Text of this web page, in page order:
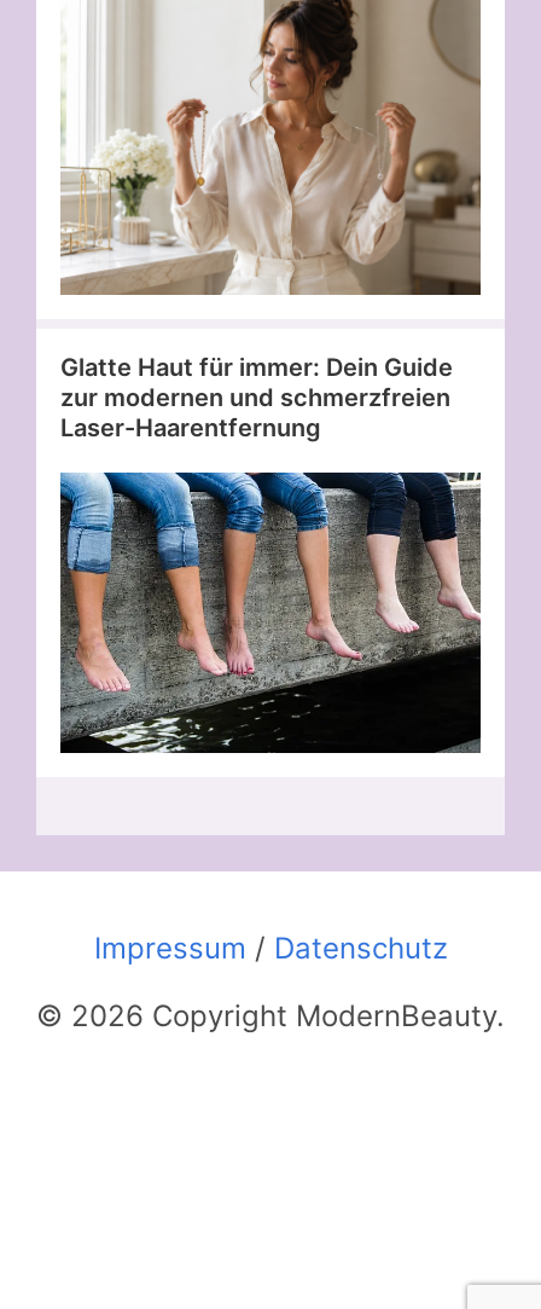
Glatte Haut für immer: Dein Guide
zur modernen und schmerzfreien
Laser-Haarentfernung
Impressum / Datenschutz
© 2026 Copyright ModernBeauty.